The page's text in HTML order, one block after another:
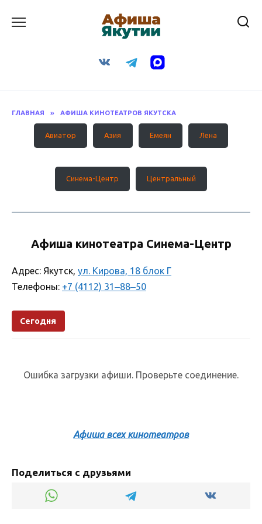
ГЛАВНАЯ » АФИША КИНОТЕАТРОВ ЯКУТСКА
Авиатор Азия Емеян Лена
Синема-Центр Центральный
Афиша кинотеатра Синема-Центр
Адрес: Якутск, ​ ул. Кирова, 18 блок Г
Телефоны: +7 (4112) 31‒88‒50
Сегодня
Ошибка загрузки афиши. Проверьте соединение.
Афиша всех кинотеатров
Поделиться с друзьями